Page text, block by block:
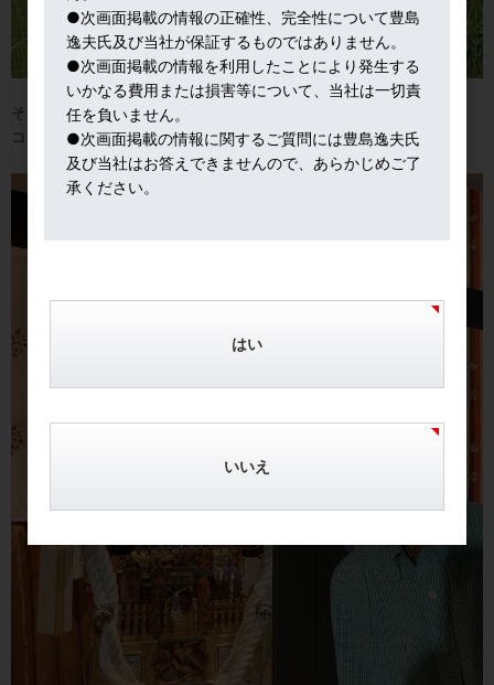
そして帰京して、そのまま近所のお祭りに。
コロナで久しぶりの賑わい。
●次画面掲載の情報の正確性、完全性について豊島
逸夫氏及び当社が保証するものではありません。
●次画面掲載の情報を利用したことにより発生する
いかなる費用または損害等について、当社は一切責
任を負いません。
●次画面掲載の情報に関するご質問には豊島逸夫氏
及び当社はお答えできませんので、あらかじめご了
承ください。
はい
いいえ